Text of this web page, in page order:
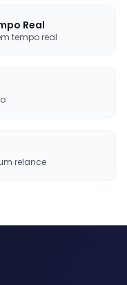
Real
tempo real
relance